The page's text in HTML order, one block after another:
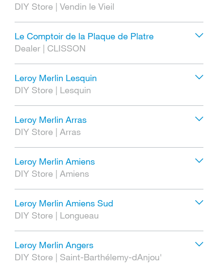
DIY Store | Vendin le Vieil
Le Comptoir de la Plaque de Platre
Dealer | CLISSON
Leroy Merlin Lesquin
DIY Store | Lesquin
Leroy Merlin Arras
DIY Store | Arras
Leroy Merlin Amiens
DIY Store | Amiens
Leroy Merlin Amiens Sud
DIY Store | Longueau
Leroy Merlin Angers
DIY Store | Saint-Barthélemy-dAnjou'